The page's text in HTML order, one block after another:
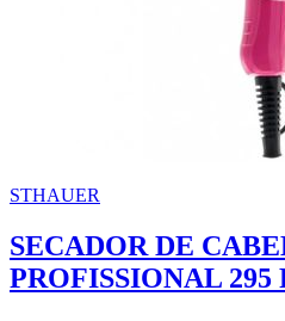
STHAUER
SECADOR DE
PROFISSIONAL 295